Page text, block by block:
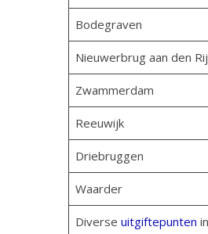
Bodegraven
Nieuwerbrug aan den
Zwammerdam
Reeuwijk
Driebruggen
Waarder
Diverse uitgiftepunten in